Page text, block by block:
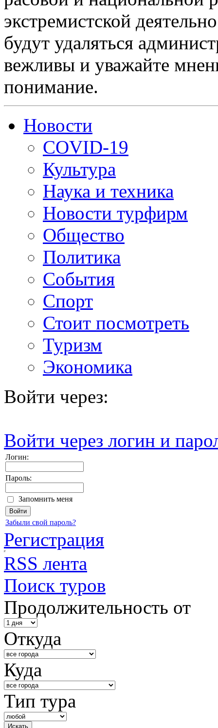
экстремистской
будут удаляться
вежливы и уважайте
понимание.
Новости
COVID-19
Культура
Наука и техника
Новости турфирм
Общество
Политика
События
Спорт
Стоит посмотреть
Туризм
Экономика
Войти через:
Войти через логин и
Логин:
Пароль:
Запомнить меня
Забыли свой пароль?
Регистрация
RSS лента
Поиск туров
Продолжительность от
Откуда
Куда
Тип тура